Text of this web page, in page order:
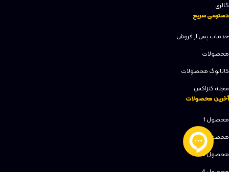
گالری
دسترسی سریع
خدمات پس از فروش
محصولات
کاتالوگ محصولات
مجله کنزاکس
آخرین محصولات
محصول 1
محصول 2
محصول 3